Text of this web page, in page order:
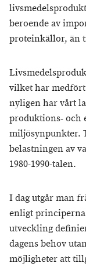
beroende av
proteinkällor, än
vilket har
nyligen har vårt
produktions- och
miljösynpunkter.
belastningen av
1980-1990-talen.
I dag utgår man
enligt
utveckling
dagens behov
möjligheter att